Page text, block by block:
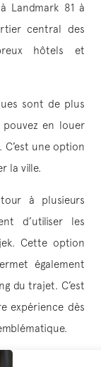
Landmark 81 à
central des
hôtels et
sont de plus
pouvez en louer
C’est une option
la ville.
à plusieurs
d’utiliser les
Cette option
également
du trajet. C’est
expérience dès